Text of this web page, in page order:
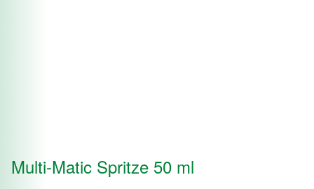
Multi-Matic Spritze 50 ml